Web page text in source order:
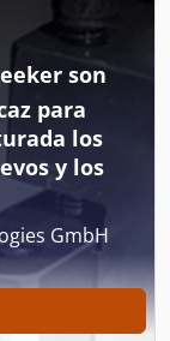
de
2, foulard:
1,
posible.
son
para
los
y los
GmbH